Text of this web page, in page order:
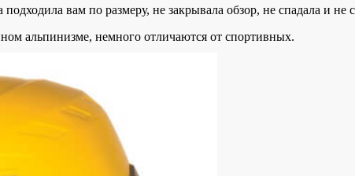
вам по размеру, не закрывала обзор, не спадала и
альпинизме, немного отличаются от спортивных.